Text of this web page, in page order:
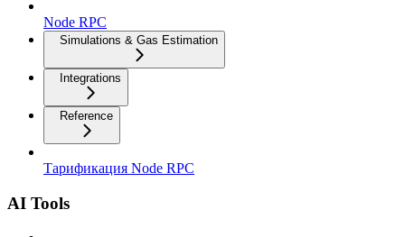
Node RPC
Simulations & Gas Estimation
Integrations
Reference
Тарификация Node RPC
AI Tools